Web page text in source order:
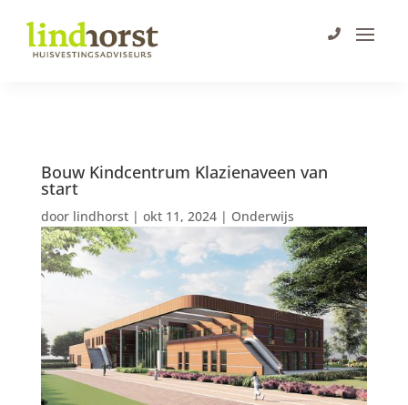
Bouw Kindcentrum Klazienaveen van
start
door lindhorst| okt 11, 2024| Onderwijs